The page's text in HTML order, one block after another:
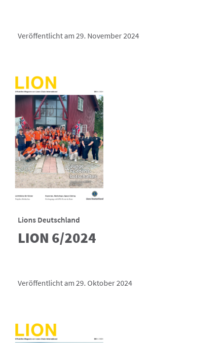
Veröffentlicht am 29. November 2024
Lions Deutschland
LION 6/2024
Veröffentlicht am 29. Oktober 2024